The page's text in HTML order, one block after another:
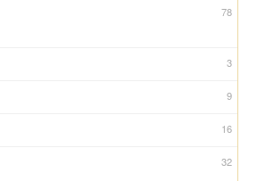
78
3
9
16
32